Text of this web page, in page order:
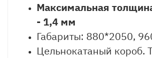
Максимальная
- 1,4 мм
Габариты: 880*2050,
Цельнокатаный короб.